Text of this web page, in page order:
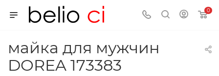
0
майка для мужчин
DOREA 173383